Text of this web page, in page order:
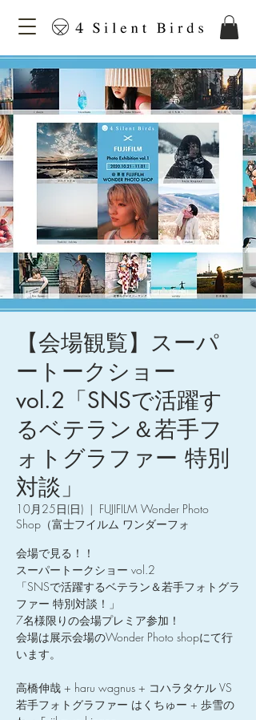
【会場観覧】スーパ
ートークショー
vol.2「SNSで活躍す
るベテラン＆若手フ
ォトグラファー 特別
対談」
10月25日(日)
  |
FUJIFILM Wonder Photo
Shop（富士フイルム ワンダーフォ
会場で見る！！
スーパートークショー vol.2
「SNSで活躍するベテラン＆若手フォトグラ
ファー 特別対談！」
7名様限りの会場プレミア参加！
会場は展示会場のWonder Photo shopにて行
います。
高橋伸哉 + haru wagnus + コハラタケル VS
若手フォトグラファー はくちゅー + 歩雪の